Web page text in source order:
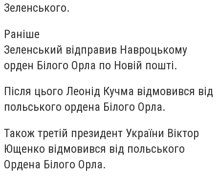
Зеленського.
Раніше
Зеленський відправив Навроцькому
орден Білого Орла по Новій пошті.
Після цього Леонід Кучма відмовився від
польського ордена Білого Орла.
Також третій президент України Віктор
Ющенко відмовився від польського
Ордена Білого Орла.